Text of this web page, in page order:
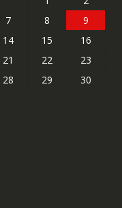
7 8
9
14 15
16
21 22
23
28 29
30